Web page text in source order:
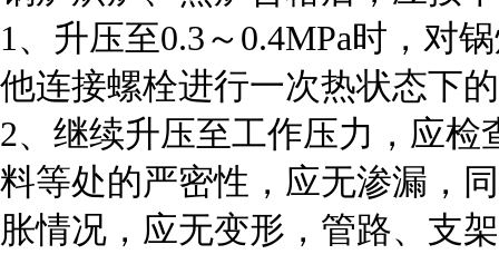
1、升压至0.3～0.4MPa时，对
他连接螺栓进行一次热状态下
2、继续升压至工作压力，应
料等处的严密性，应无渗漏，
胀情况，应无变形，管路、支